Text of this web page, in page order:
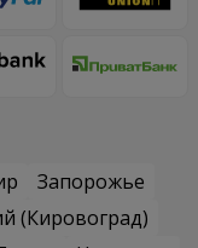
Запорожье
(Кировоград)